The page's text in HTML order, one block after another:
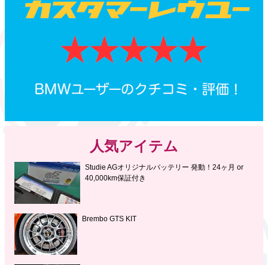
人気アイテム
Studie AGオリジナルバッテリー 発動！24ヶ月 or
40,000km保証付き
Brembo GTS KIT